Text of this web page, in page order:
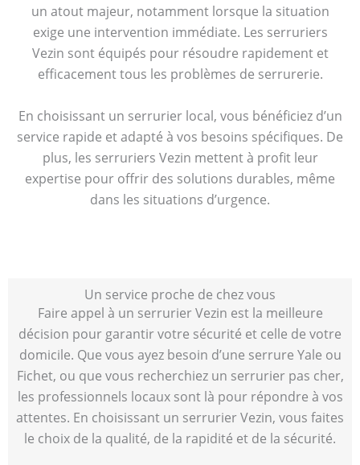
un atout majeur, notamment lorsque la situation
exige une intervention immédiate. Les serruriers
Vezin sont équipés pour résoudre rapidement et
efficacement tous les problèmes de serrurerie.
En choisissant un serrurier local, vous bénéficiez d’un
service rapide et adapté à vos besoins spécifiques. De
plus, les serruriers Vezin mettent à profit leur
expertise pour offrir des solutions durables, même
dans les situations d’urgence.
Un service proche de chez vous
Faire appel à un serrurier Vezin est la meilleure
décision pour garantir votre sécurité et celle de votre
domicile. Que vous ayez besoin d’une serrure Yale ou
Fichet, ou que vous recherchiez un serrurier pas cher,
les professionnels locaux sont là pour répondre à vos
attentes. En choisissant un serrurier Vezin, vous faites
le choix de la qualité, de la rapidité et de la sécurité.